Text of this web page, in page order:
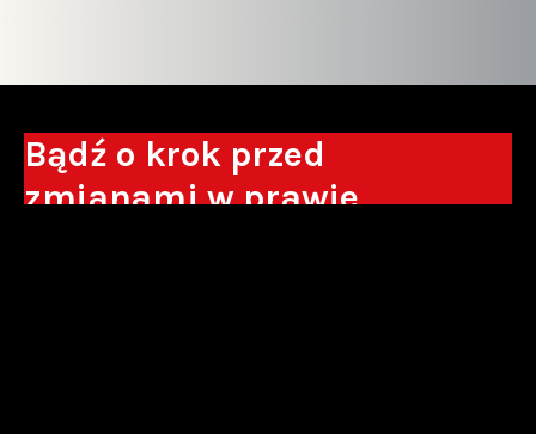
Bądź o krok przed
zmianami w prawie